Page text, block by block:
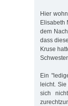
Hier
Elisabeth
dem
dass
Kruse
Ein
leicht.
sich